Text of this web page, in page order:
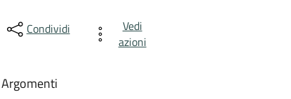
Condividi
Vedi
azioni
Argomenti